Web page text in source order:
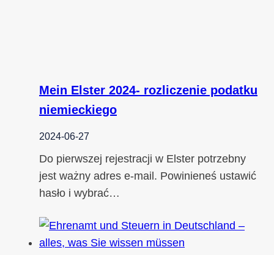
Mein Elster 2024- rozliczenie podatku
niemieckiego
2024-06-27
Do pierwszej rejestracji w Elster potrzebny
jest ważny adres e-mail. Powinieneś ustawić
hasło i wybrać…